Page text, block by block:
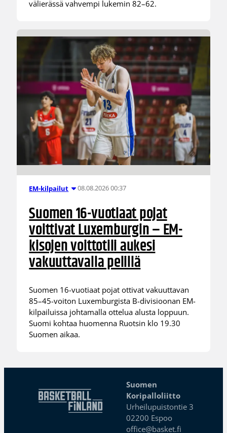
välierässä vahvempi lukemin 82–62.
EM-kilpailut 08.08.2026 00:37
Suomen 16-vuotiaat pojat
voittivat Luxemburgin – EM-
kisojen voittotili aukesi
vakuuttavalla pelillä
Suomen 16-vuotiaat pojat ottivat vakuuttavan
85–45-voiton Luxemburgista B-divisioonan EM-
kilpailuissa johtamalla ottelua alusta loppuun.
Suomi kohtaa huomenna Ruotsin klo 19.30
Suomen aikaa.
Suomen
Koripalloliitto
Urheilupuistontie 3
02200 Espoo
office@basket.fi